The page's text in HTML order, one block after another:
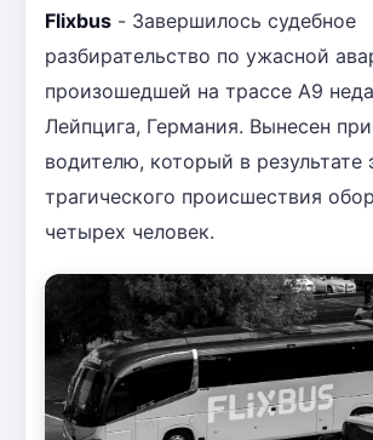
Flixbus - Завершилось судебное
разбирательство по ужасной
произошедшей на трассе A9
Лейпцига, Германия. Вынесен
водителю, который в результате
трагического происшествия
четырех человек.